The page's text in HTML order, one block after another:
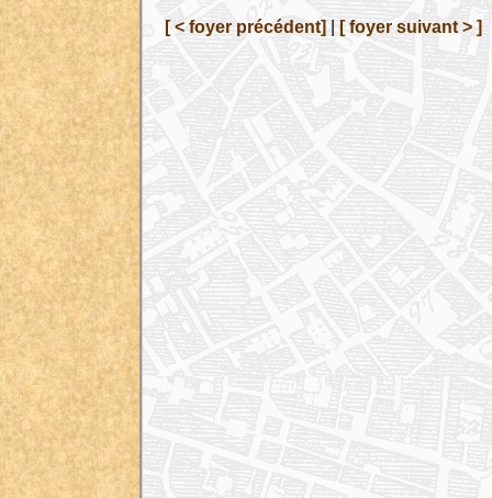
[ < foyer précédent] [ foyer suivant > ]